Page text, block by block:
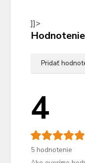
]]>
Hodnotenie
Pridať
4
5 hodnotenie